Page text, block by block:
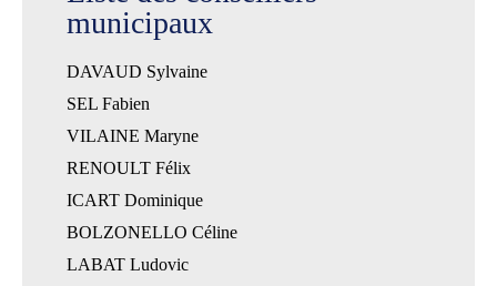
municipaux
DAVAUD Sylvaine
SEL Fabien
VILAINE Maryne
RENOULT Félix
ICART Dominique
BOLZONELLO Céline
LABAT Ludovic